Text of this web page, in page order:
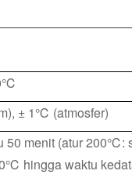
± 1℃ (atmosfer)
50 menit (atur 200℃:
hingga waktu